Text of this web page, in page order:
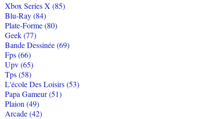
Xbox Series X (85)
Blu-Ray (84)
Plate-Forme (80)
Geek (77)
Bande Dessinée (69)
Fps (66)
Upv (65)
Tps (58)
L'école Des Loisirs (53)
Papa Gameur (51)
Plaion (49)
Arcade (42)